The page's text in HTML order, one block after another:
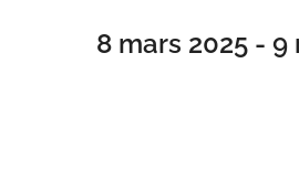
8 mars 2025 - 9